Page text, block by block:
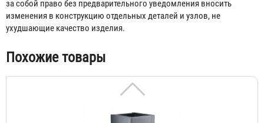
за собой право без предварительного уведомления вносить
изменения в конструкцию отдельных деталей и узлов, не
ухудшающие качество изделия.
Похожие товары
Подставка под огнетушитель П-15 “Урна” из
нержавеющей стали